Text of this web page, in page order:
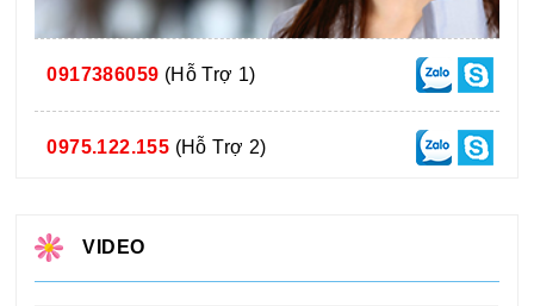
0917386059 (Hỗ Trợ 1)
0975.122.155 (Hỗ Trợ 2)
VIDEO